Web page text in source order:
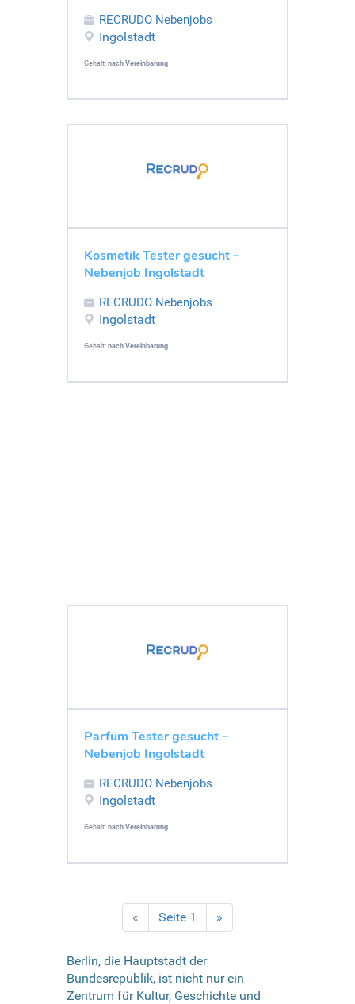
RECRUDO Nebenjobs
Ingolstadt
Gehalt: nach Vereinbarung
Kosmetik Tester gesucht –
Nebenjob Ingolstadt
RECRUDO Nebenjobs
Ingolstadt
Gehalt: nach Vereinbarung
Parfüm Tester gesucht –
Nebenjob Ingolstadt
RECRUDO Nebenjobs
Ingolstadt
Gehalt: nach Vereinbarung
« Seite 1 »
Berlin, die Hauptstadt der
Bundesrepublik, ist nicht nur ein
Zentrum für Kultur, Geschichte und